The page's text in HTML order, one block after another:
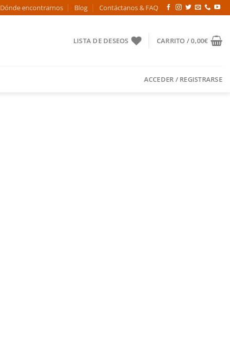
Dónde encontrarnos Blog Contáctanos & FAQ
LISTA DE DESEOS CARRITO /0,00€
ACCEDER / REGISTRARSE